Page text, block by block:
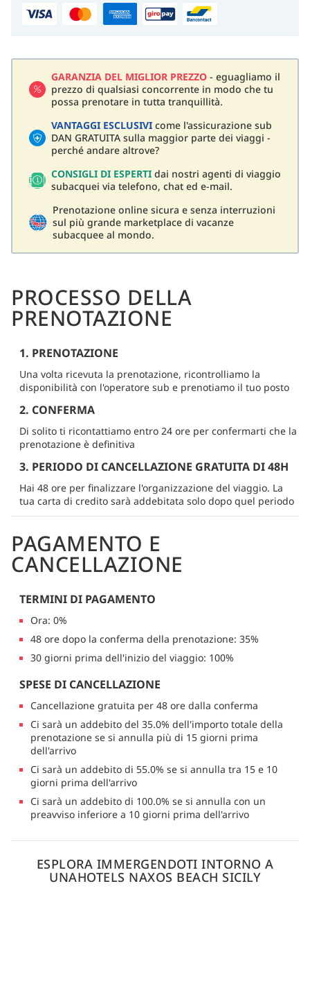
GARANZIA DEL MIGLIOR PREZZO - eguagliamo il
prezzo di qualsiasi concorrente in modo che tu
possa prenotare in tutta tranquillità.
VANTAGGI ESCLUSIVI come l'assicurazione sub
DAN GRATUITA sulla maggior parte dei viaggi -
perché andare altrove?
CONSIGLI DI ESPERTI dai nostri agenti di viaggio
subacquei via telefono, chat ed e-mail.
Prenotazione online sicura e senza interruzioni
sul più grande marketplace di vacanze
subacquee al mondo.
PROCESSO DELLA
PRENOTAZIONE
1. PRENOTAZIONE
Una volta ricevuta la prenotazione, ricontrolliamo la
disponibilità con l'operatore sub e prenotiamo il tuo posto
2. CONFERMA
Di solito ti ricontattiamo entro 24 ore per confermarti che la
prenotazione è definitiva
3. PERIODO DI CANCELLAZIONE GRATUITA DI 48H
Hai 48 ore per finalizzare l'organizzazione del viaggio. La
tua carta di credito sarà addebitata solo dopo quel periodo
PAGAMENTO E
CANCELLAZIONE
TERMINI DI PAGAMENTO
Ora: 0%
48 ore dopo la conferma della prenotazione: 35%
30 giorni prima dell'inizio del viaggio: 100%
SPESE DI CANCELLAZIONE
Cancellazione gratuita per 48 ore dalla conferma
Ci sarà un addebito del 35.0% dell'importo totale della
prenotazione se si annulla più di 15 giorni prima
dell'arrivo
Ci sarà un addebito di 55.0% se si annulla tra 15 e 10
giorni prima dell'arrivo
Ci sarà un addebito di 100.0% se si annulla con un
preavviso inferiore a 10 giorni prima dell'arrivo
ESPLORA IMMERGENDOTI INTORNO A
UNAHOTELS NAXOS BEACH SICILY